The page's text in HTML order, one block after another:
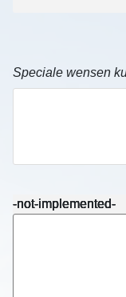
Speciale wensen
-not-implemented-
-not-implemented-
-not-implemented-
-not-implemented-